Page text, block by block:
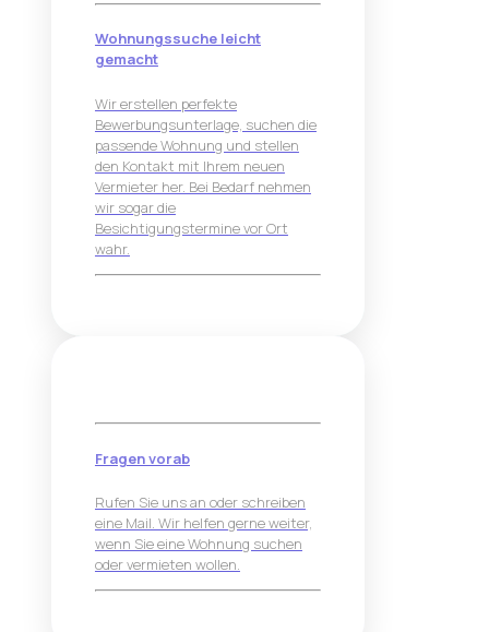
Wohnungssuche leicht
gemacht
Wir erstellen perfekte
Bewerbungsunterlage, suchen die
passende Wohnung und stellen
den Kontakt mit Ihrem neuen
Vermieter her. Bei Bedarf nehmen
wir sogar die
Besichtigungstermine vor Ort
wahr.
Fragen vorab
Rufen Sie uns an oder schreiben
eine Mail. Wir helfen gerne weiter,
wenn Sie eine Wohnung suchen
oder vermieten wollen.